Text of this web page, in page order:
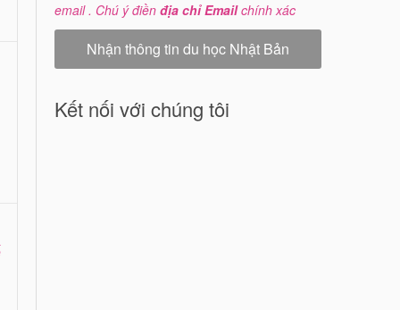
email . Chú ý điền địa chỉ Emailchính xác
Kết nối với chúng tôi